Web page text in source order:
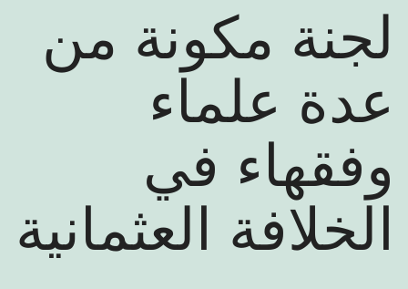
عرض كتب
لجنة مكونة من
عدة علماء
وفقهاء في
الخلافة العثمانية